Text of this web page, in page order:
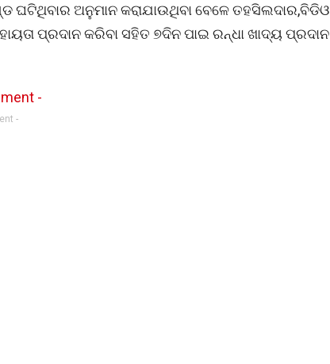
ଅନୁମାନ କରାଯାଉଥିବା ବେଳେ ତହସିଲଦାର,ବିଡିଓ
ପ୍ରଦାନ କରିବା ସହିତ ୭ଦିନ ପାଇ ରନ୍ଧା ଖାଦ୍ୟ ପ୍ରଦାନ
-